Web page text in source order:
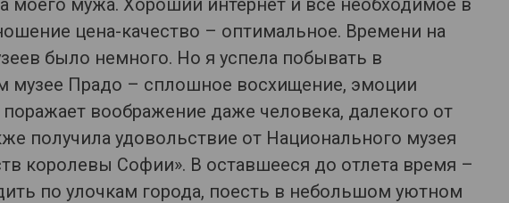
моего мужа. Хороший интернет и все необходимое в
цена-качество – оптимальное. Времени на
было немного. Но я успела побывать в
музее Прадо – сплошное восхищение, эмоции
воображение даже человека, далекого от
получила удовольствие от Национального музея
королевы Софии». В оставшееся до отлета время –
по улочкам города, поесть в небольшом уютном